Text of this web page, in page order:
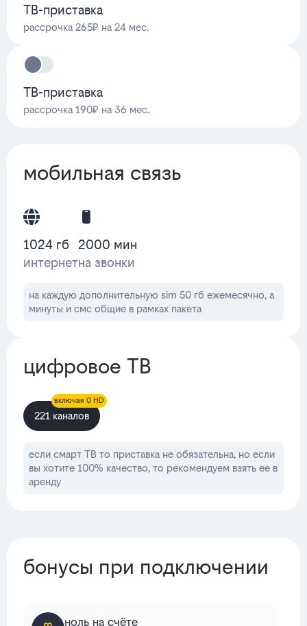
ТВ-приставка
рассрочка 265₽ на 24 мес.
ТВ-приставка
рассрочка 190₽ на 36 мес.
мобильная связь
1024 гб
интернет
2000 мин
на звонки
на каждую дополнительную sim 50 гб ежемесячно, а
минуты и смс общие в рамках пакета
цифровое ТВ
221 каналов
включая 0 HD
если смарт ТВ то приставка не обязательна, но если
вы хотите 100% качество, то рекомендуем взять ее в
аренду
бонусы при подключении
ноль на счёте